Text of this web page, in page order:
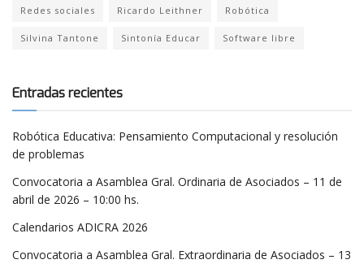
Redes sociales Ricardo Leithner Robótica
Silvina Tantone Sintonía Educar Software libre
Entradas recientes
Robótica Educativa: Pensamiento Computacional y resolución
de problemas
Convocatoria a Asamblea Gral. Ordinaria de Asociados – 11 de
abril de 2026 – 10:00 hs.
Calendarios ADICRA 2026
Convocatoria a Asamblea Gral. Extraordinaria de Asociados – 13